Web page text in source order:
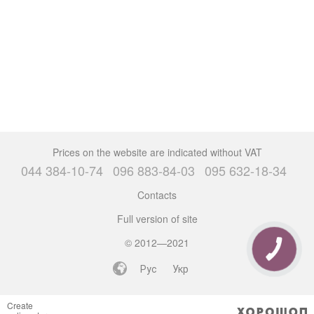
Prices on the website are indicated without VAT
044 384-10-74 096 883-84-03 095 632-18-34
Contacts
Full version of site
© 2012—2021
Рус
Укр
Create
CALL
BUTTON